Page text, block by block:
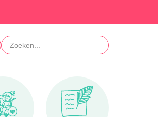
Zoeken
Ga naar Inclusief Ga naar Blogs